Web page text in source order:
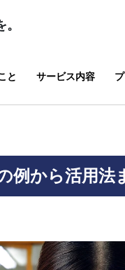
と サービス内容
例から活用法